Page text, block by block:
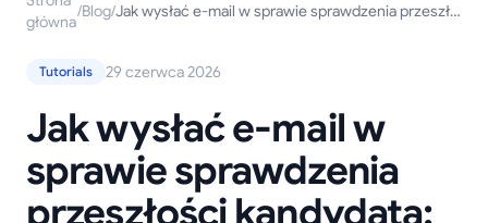
główna
/Blog/ Jak wysłać e-mail w sprawie sprawdzenia przeszłości kandydata: Szablony i zgodność z przepisami
Tutorials 29 czerwca 2026
Jak wysłać e-mail w
sprawie sprawdzenia
przeszłości kandydata: